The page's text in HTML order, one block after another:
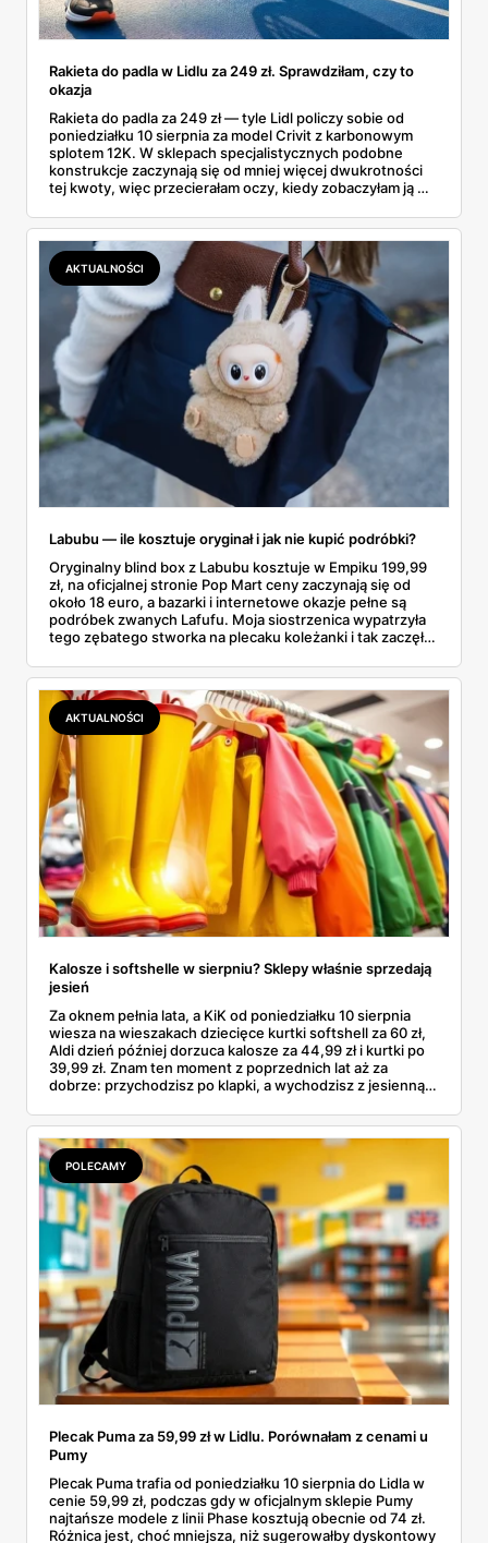
Rakieta do padla w Lidlu za 249 zł. Sprawdziłam, czy to
okazja
Rakieta do padla za 249 zł — tyle Lidl policzy sobie od
poniedziałku 10 sierpnia za model Crivit z karbonowym
splotem 12K. W sklepach specjalistycznych podobne
konstrukcje zaczynają się od mniej więcej dwukrotności
tej kwoty, więc przecierałam oczy, kiedy zobaczyłam ją w
najszybciej rosnący sport w Polsce: kortów przybywa
lawinowo, a chętnych jeszcze szybciej. Sprawdziłam, co
dokładnie dostajemy za te pieniądze i komu taka rakieta
faktycznie wystarczy.
AKTUALNOŚCI
Labubu — ile kosztuje oryginał i jak nie kupić podróbki?
Oryginalny blind box z Labubu kosztuje w Empiku 199,99
zł, na oficjalnej stronie Pop Mart ceny zaczynają się od
około 18 euro, a bazarki i internetowe okazje pełne są
podróbek zwanych Lafufu. Moja siostrzenica wypatrzyła
tego zębatego stworka na plecaku koleżanki i tak zaczęło
kosztuje i po czym poznać, że sprzedawca nie wciska nam
podróbki. Spisałam wszystko, czego się dowiedziałam —
łącznie z jedną wpadką, o której za chwilę.
AKTUALNOŚCI
Kalosze i softshelle w sierpniu? Sklepy właśnie sprzedają
jesień
Za oknem pełnia lata, a KiK od poniedziałku 10 sierpnia
wiesza na wieszakach dziecięce kurtki softshell za 60 zł,
Aldi dzień później dorzuca kalosze za 44,99 zł i kurtki po
39,99 zł. Znam ten moment z poprzednich lat aż za
dobrze: przychodzisz po klapki, a wychodzisz z jesienną
pojawi się w gazetkach w przyszłym tygodniu i czy jest
sens kupować jesień, zanim skończą się wakacje.
POLECAMY
Plecak Puma za 59,99 zł w Lidlu. Porównałam z cenami u
Pumy
Plecak Puma trafia od poniedziałku 10 sierpnia do Lidla w
cenie 59,99 zł, podczas gdy w oficjalnym sklepie Pumy
najtańsze modele z linii Phase kosztują obecnie od 74 zł.
Różnica jest, choć mniejsza, niż sugerowałby dyskontowy